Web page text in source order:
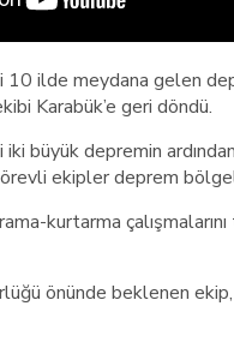
ilde meydana gelen
Karabük’e geri döndü.
iki büyük depremin
ekipler deprem
kurtarma
önünde beklenen